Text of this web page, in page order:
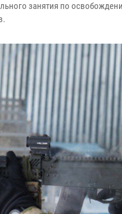
занятия по